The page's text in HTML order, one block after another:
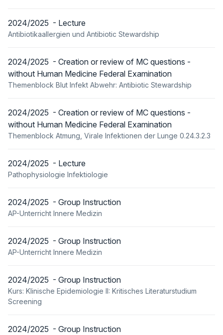
2024/2025 - Lecture
Antibiotikaallergien und Antibiotic Stewardship
2024/2025 - Creation or review of MC questions -
without Human Medicine Federal Examination
Themenblock Blut Infekt Abwehr: Antibiotic Stewardship
2024/2025 - Creation or review of MC questions -
without Human Medicine Federal Examination
Themenblock Atmung, Virale Infektionen der Lunge 0.24.3.2.3
2024/2025 - Lecture
Pathophysiologie Infektiologie
2024/2025 - Group Instruction
AP-Unterricht Innere Medizin
2024/2025 - Group Instruction
AP-Unterricht Innere Medizin
2024/2025 - Group Instruction
Kurs: Klinische Epidemiologie II: Kritisches Literaturstudium
Screening
2024/2025 - Group Instruction